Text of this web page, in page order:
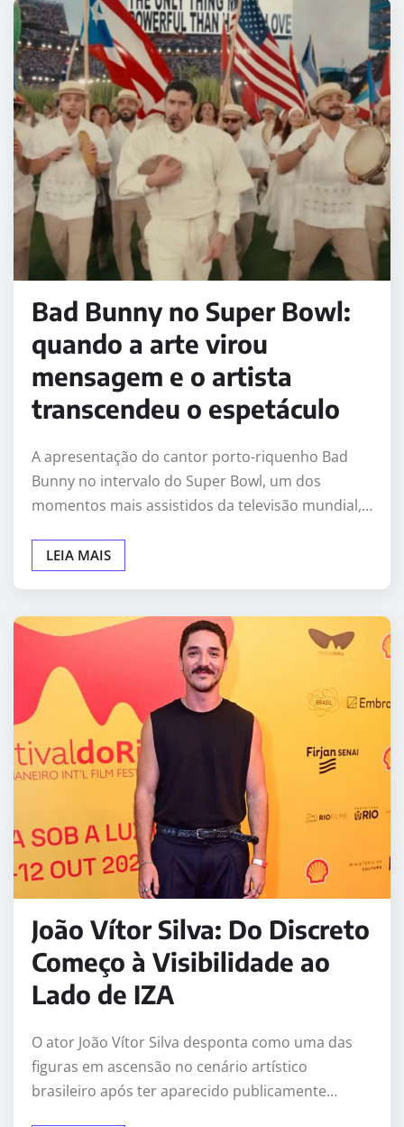
Bad Bunny no Super Bowl:
quando a arte virou
mensagem e o artista
transcendeu o espetáculo
A apresentação do cantor porto-riquenho Bad
Bunny no intervalo do Super Bowl, um dos
momentos mais assistidos da televisão mundial,…
LEIA MAIS
João Vítor Silva: Do Discreto
Começo à Visibilidade ao
Lado de IZA
O ator João Vítor Silva desponta como uma das
figuras em ascensão no cenário artístico
brasileiro após ter aparecido publicamente…